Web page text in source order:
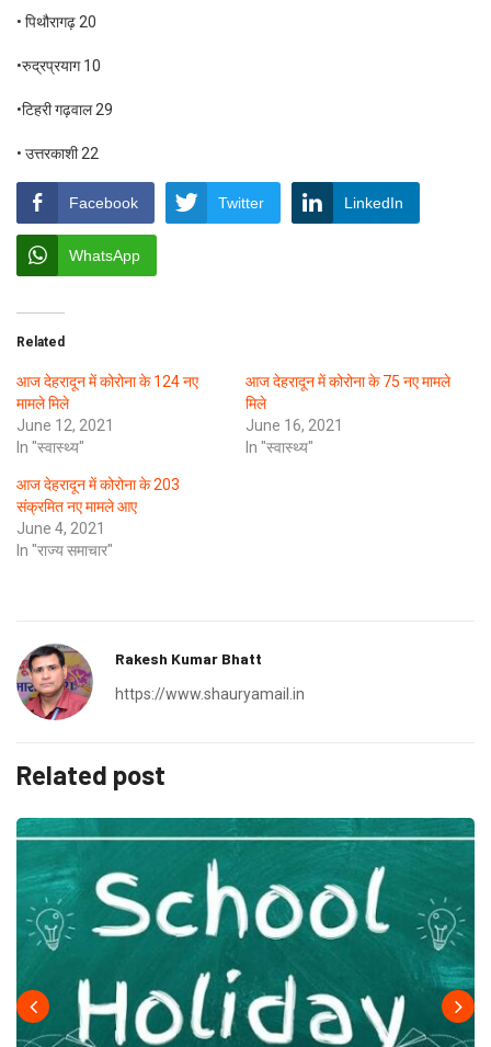
• पिथौरागढ़ 20
•रुद्रप्रयाग 10
•टिहरी गढ़वाल 29
• उत्तरकाशी 22
Facebook Twitter LinkedIn
WhatsApp
Related
आज देहरादून में कोरोना के 124 नए
मामले मिले
June 12, 2021
In "स्वास्थ्य"
आज देहरादून में कोरोना के 75 नए मामले
मिले
June 16, 2021
In "स्वास्थ्य"
आज देहरादून में कोरोना के 203
संक्रमित नए मामले आए
June 4, 2021
In "राज्य समाचार"
Rakesh Kumar Bhatt
https://www.shauryamail.in
Related post